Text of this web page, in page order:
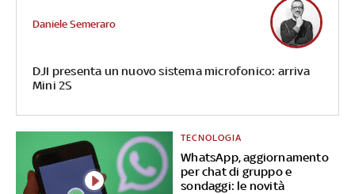
DJI presenta un nuovo sistema microfonico: arriva
Mini 2S
Daniele Semeraro
WhatsApp, aggiornamento
per chat di gruppo e
sondaggi: le novità
TECNOLOGIA